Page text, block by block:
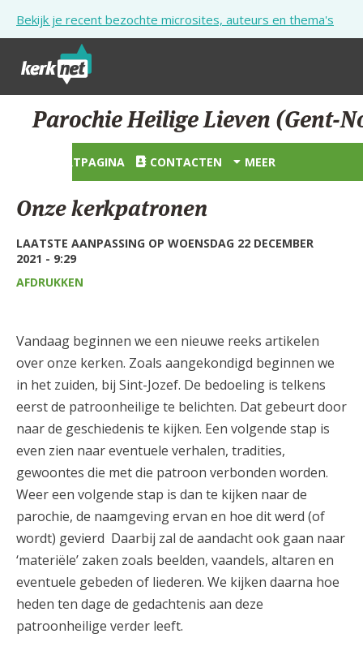
Bekijk je recent bezochte microsites, auteurs en thema's
STARTPAGINA
KERK
VIERINGEN
SHOP
ZOEKEN
HULP
MIJN PAROCHIE
AANMELDEN OF REGISTREREN
Parochie Heilige Lieven (Gent-
STARTPAGINA CONTACTEN MEER
Onze kerkpatronen
LAATSTE AANPASSING OP WOENSDAG 22 DECEMBER
2021 - 9:29
AFDRUKKEN
Vandaag beginnen we een nieuwe reeks artikelen
over onze kerken. Zoals aangekondigd beginnen we
in het zuiden, bij Sint-Jozef. De bedoeling is telkens
eerst de patroonheilige te belichten. Dat gebeurt door
naar de geschiedenis te kijken. Een volgende stap is
even zien naar eventuele verhalen, tradities,
gewoontes die met die patroon verbonden worden.
Weer een volgende stap is dan te kijken naar de
parochie, de naamgeving ervan en hoe dit werd (of
wordt) gevierd Daarbij zal de aandacht ook gaan naar
‘materiële’ zaken zoals beelden, vaandels, altaren en
eventuele gebeden of liederen. We kijken daarna hoe
heden ten dage de gedachtenis aan deze
patroonheilige verder leeft.